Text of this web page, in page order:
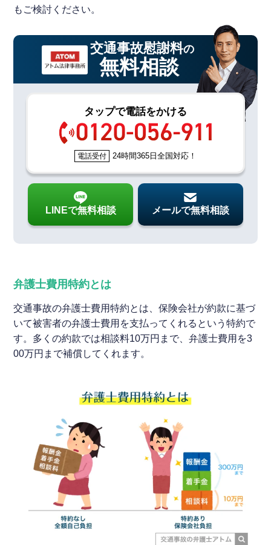
もご検討ください。
交通事故慰謝料の
無料相談
タップで電話をかける
電話受付 24時間365日全国対応！
LINEで無料相談 メールで無料相談
弁護士費用特約とは
交通事故の弁護士費用特約とは、保険会社が約款に基づ
いて被害者の弁護士費用を支払ってくれるという特約で
す。多くの約款では相談料10万円まで、弁護士費用を3
00万円まで補償してくれます。